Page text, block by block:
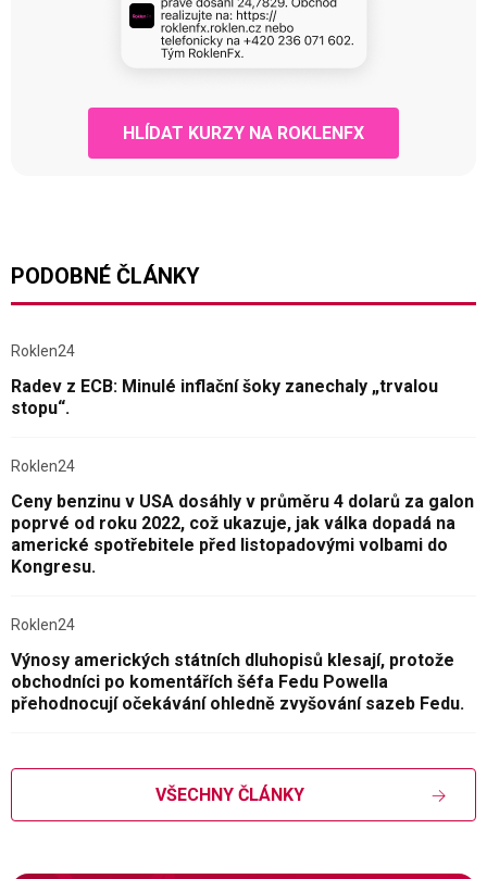
HLÍDAT KURZY NA ROKLENFX
PODOBNÉ ČLÁNKY
Roklen24
Radev z ECB: Minulé inflační šoky zanechaly „trvalou
stopu“.
Roklen24
Ceny benzinu v USA dosáhly v průměru 4 dolarů za galon
poprvé od roku 2022, což ukazuje, jak válka dopadá na
americké spotřebitele před listopadovými volbami do
Kongresu.
Roklen24
Výnosy amerických státních dluhopisů klesají, protože
obchodníci po komentářích šéfa Fedu Powella
přehodnocují očekávání ohledně zvyšování sazeb Fedu.
VŠECHNY ČLÁNKY